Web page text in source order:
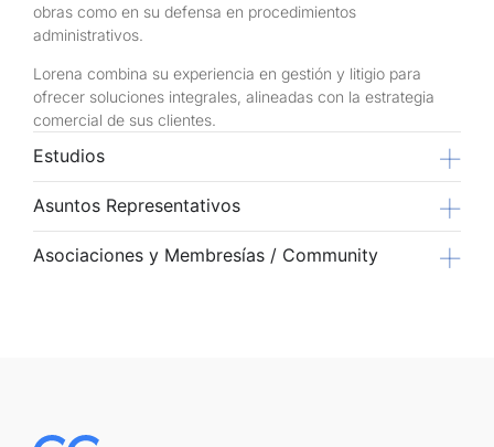
obras como en su defensa en procedimientos
administrativos.
Lorena combina su experiencia en gestión y litigio para
ofrecer soluciones integrales, alineadas con la estrategia
comercial de sus clientes.
Estudios
Asuntos Representativos
Asociaciones y Membresías / Community